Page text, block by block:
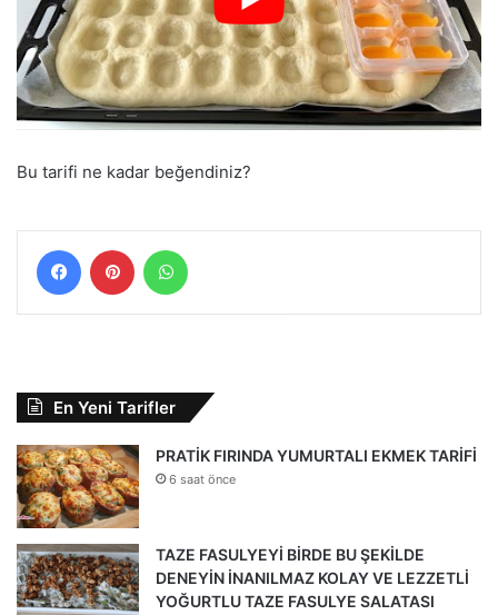
Bu tarifi ne kadar beğendiniz?
FacebookPinterest
En Yeni Tarifler
PRATİK FIRINDA YUMURTALI EKMEK TARİFİ
6 saat önce
TAZE FASULYEYİ BİRDE BU ŞEKİLDE
DENEYİN İNANILMAZ KOLAY VE LEZZETLİ
YOĞURTLU TAZE FASULYE SALATASI